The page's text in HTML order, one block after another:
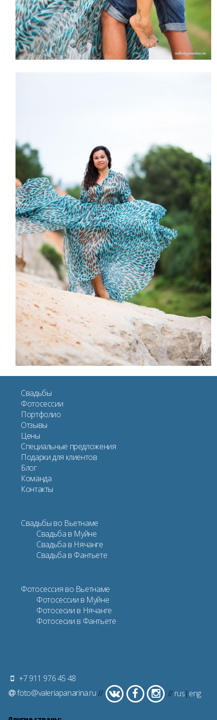
Свадьбы
Фотосессии
Портфолио
Отзывы
Цены
Специальные предложения
Подарки для клиентов
Блог
Команда
Контакты
Свадьбы во Вьетнаме
Свадьба в Муйне
Свадьба в Нячанге
Свадьба в Фантьете
Фотосессия во Вьетнаме
Фотосессии в Муйне
Фотосесии в Нячанге
Фотосесии в Фантьете
+7 911 976 45 48
foto@valeriapanarina.ru// // rus| eng